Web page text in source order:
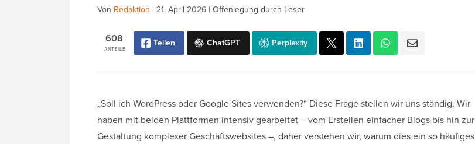
Von Redaktion | 21. April 2026 | Offenlegung durch Leser
ANTEILE
608 Teilen ChatGPT Perplexity
„Soll ich WordPress oder Google Sites verwenden?“ Diese Frage stellen wir uns ständig. Wir
haben mit beiden Plattformen intensiv gearbeitet – vom Erstellen einfacher Blogs bis hin zur
Gestaltung komplexer Geschäftswebsites –, daher verstehen wir, warum dies ein so häufiges